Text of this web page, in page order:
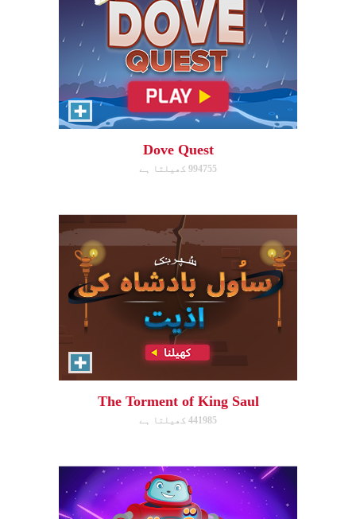
Dove Quest
994755 کھیلتا ہے
The Torment of King Saul
Click/Touch the notes at the
right time to keep King Saul at
The Torment of King Saul
441985 کھیلتا ہے
Time Travelers
Choose the correct Bible event